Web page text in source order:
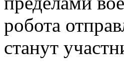
робота
станут